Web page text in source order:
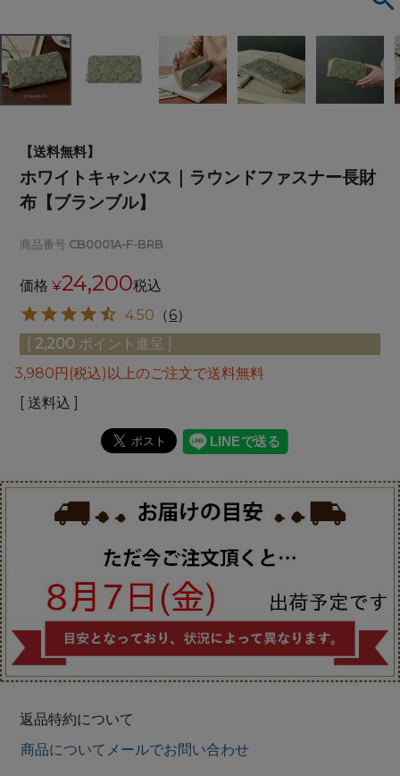
【送料無料】
ホワイトキャンバス｜ラウンドファスナー長財
布【ブランブル】
商品番号 CB0001A-F-BRB
価格 ¥24,200税込
4.50 （6）
[ 2,200 ポイント進呈 ]
3,980円(税込)以上のご注文で送料無料
送料込
返品特約について
商品についてメールでお問い合わせ